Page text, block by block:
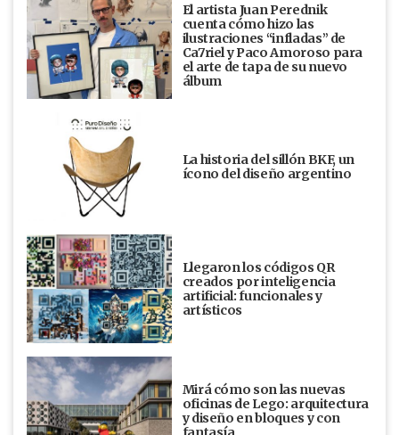
El artista Juan Perednik
cuenta cómo hizo las
ilustraciones “infladas” de
Ca7riel y Paco Amoroso para
el arte de tapa de su nuevo
álbum
La historia del sillón BKF, un
ícono del diseño argentino
Llegaron los códigos QR
creados por inteligencia
artificial: funcionales y
artísticos
Mirá cómo son las nuevas
oficinas de Lego: arquitectura
y diseño en bloques y con